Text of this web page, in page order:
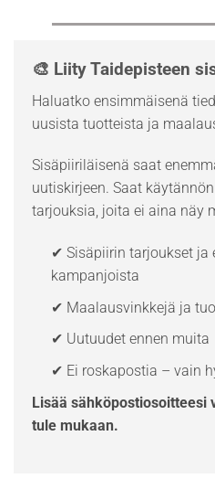
🎨 Liity Taidepisteen
Haluatko ensimmäisenä
uusista tuotteista ja
Sisäpiiriläisenä saat
uutiskirjeen. Saat
tarjouksia, joita ei aina näy
✔ Sisäpiirin tarjoukset ja
kampanjoista
✔ Maalausvinkkejä ja
✔ Uutuudet ennen muita
✔ Ei roskapostia – vain
Lisää sähköpostiosoitteesi
tule mukaan.